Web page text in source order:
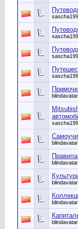
blindavatar
blindavatar
blindavatar
blindavatar
blindavatar
blindavatar